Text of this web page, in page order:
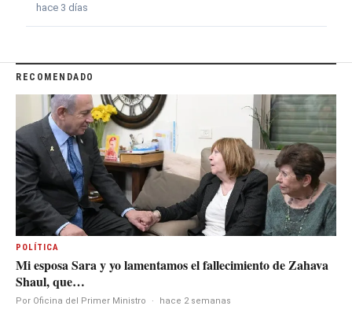
hace 3 días
RECOMENDADO
POLÍTICA
Mi esposa Sara y yo lamentamos el fallecimiento de Zahava
Shaul, que…
Por Oficina del Primer Ministro · hace 2 semanas